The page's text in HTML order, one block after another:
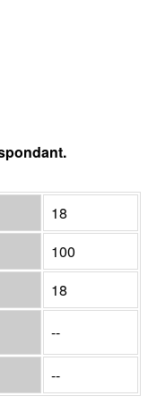
18
100
18
--
--